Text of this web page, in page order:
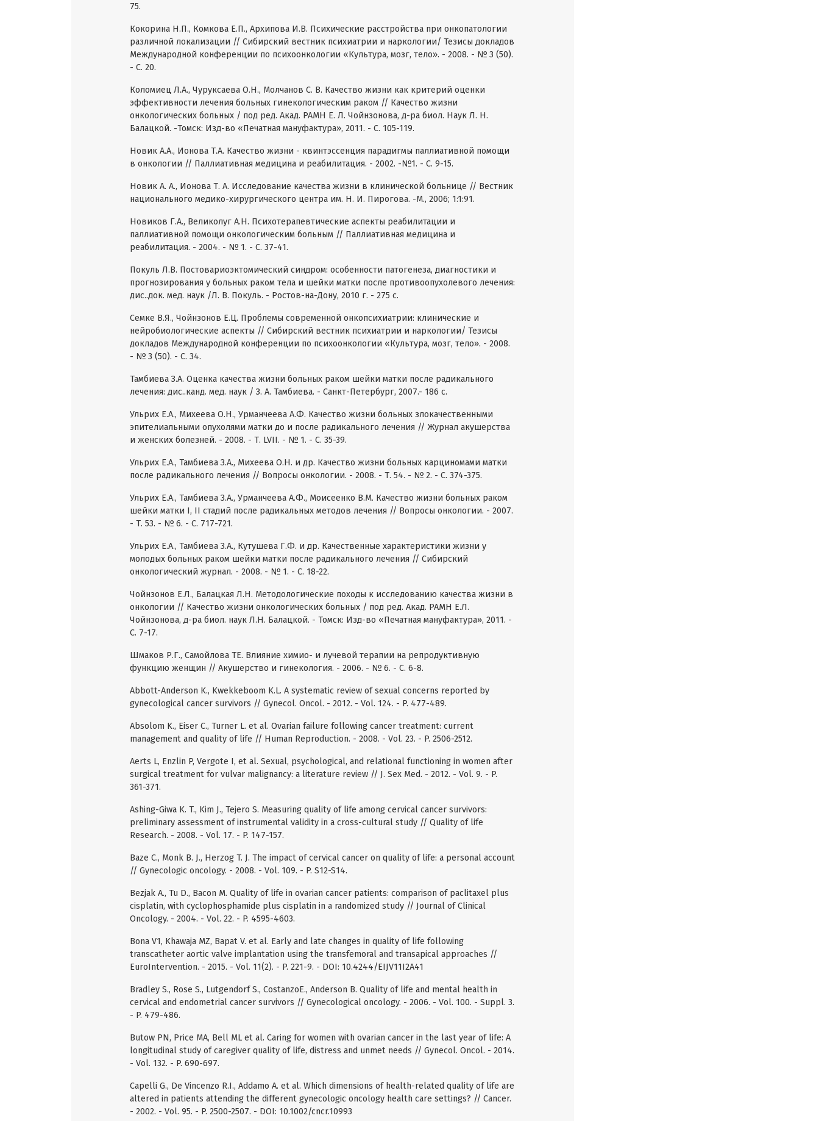
75.
Кокорина Н.П., Комкова Е.П., Архипова И.В. Психические расстройства при онкопатологии
различной локализации // Сибирский вестник психиатрии и наркологии/ Тезисы докладов
Международной конференции по психоонкологии «Культура, мозг, тело». - 2008. - № 3 (50).
- С. 20.
Коломиец Л.А., Чуруксаева О.Н., Молчанов С. В. Качество жизни как критерий оценки
эффективности лечения больных гинекологическим раком // Качество жизни
онкологических больных / под ред. Акад. РАМН Е. Л. Чойнзонова, д-ра биол. Наук Л. Н.
Балацкой. -Томск: Изд-во «Печатная мануфактура», 2011. - С. 105-119.
Новик А.А., Ионова Т.А. Качество жизни - квинтэссенция парадигмы паллиативной помощи
в онкологии // Паллиативная медицина и реабилитация. - 2002. -№1. - С. 9-15.
Новик А. А., Ионова Т. А. Исследование качества жизни в клинической больнице // Вестник
национального медико-хирургического центра им. Н. И. Пирогова. -М., 2006; 1:1:91.
Новиков Г.А., Великолуг А.Н. Психотерапевтические аспекты реабилитации и
паллиативной помощи онкологическим больным // Паллиативная медицина и
реабилитация. - 2004. - № 1. - С. 37-41.
Покуль Л.В. Постовариоэктомический синдром: особенности патогенеза, диагностики и
прогнозирования у больных раком тела и шейки матки после противоопухолевого лечения:
дис..док. мед. наук /Л. В. Покуль. - Ростов-на-Дону, 2010 г. - 275 с.
Семке В.Я., Чойнзонов Е.Ц. Проблемы современной онкопсихиатрии: клинические и
нейробиологические аспекты // Сибирский вестник психиатрии и наркологии/ Тезисы
докладов Международной конференции по психоонкологии «Культура, мозг, тело». - 2008.
- № 3 (50). - С. 34.
Тамбиева З.А. Оценка качества жизни больных раком шейки матки после радикального
лечения: дис..канд. мед. наук / З. А. Тамбиева. - Санкт-Петербург, 2007.- 186 с.
Ульрих Е.А., Михеева О.Н., Урманчеева А.Ф. Качество жизни больных злокачественными
эпителиальными опухолями матки до и после радикального лечения // Журнал акушерства
и женских болезней. - 2008. - Т. LVII. - № 1. - С. 35-39.
Ульрих Е.А., Тамбиева З.А., Михеева О.Н. и др. Качество жизни больных карциномами матки
после радикального лечения // Вопросы онкологии. - 2008. - Т. 54. - № 2. - С. 374-375.
Ульрих Е.А., Тамбиева З.А., Урманчеева А.Ф., Моисеенко В.М. Качество жизни больных раком
шейки матки I, II стадий после радикальных методов лечения // Вопросы онкологии. - 2007.
- Т. 53. - № 6. - С. 717-721.
Ульрих Е.А., Тамбиева З.А., Кутушева Г.Ф. и др. Качественные характеристики жизни у
молодых больных раком шейки матки после радикального лечения // Сибирский
онкологический журнал. - 2008. - № 1. - С. 18-22.
Чойнзонов Е.Л., Балацкая Л.Н. Методологические походы к исследованию качества жизни в
онкологии // Качество жизни онкологических больных / под ред. Акад. РАМН Е.Л.
Чойнзонова, д-ра биол. наук Л.Н. Балацкой. - Томск: Изд-во «Печатная мануфактура», 2011. -
С. 7-17.
Шмаков Р.Г., Самойлова ТЕ. Влияние химио- и лучевой терапии на репродуктивную
функцию женщин // Акушерство и гинекология. - 2006. - № 6. - С. 6-8.
Abbott-Anderson K., Kwekkeboom K.L. A systematic review of sexual concerns reported by
gynecological cancer survivors // Gynecol. Oncol. - 2012. - Vol. 124. - P. 477-489.
Absolom K., Eiser C., Turner L. et al. Ovarian failure following cancer treatment: current
management and quality of life // Human Reproduction. - 2008. - Vol. 23. - P. 2506-2512.
Aerts L, Enzlin P, Vergote I, et al. Sexual, psychological, and relational functioning in women after
surgical treatment for vulvar malignancy: a literature review // J. Sex Med. - 2012. - Vol. 9. - P.
361-371.
Ashing-Giwa K. T., Kim J., Tejero S. Measuring quality of life among cervical cancer survivors:
preliminary assessment of instrumental validity in a cross-cultural study // Quality of life
Research. - 2008. - Vol. 17. - P. 147-157.
Baze C., Monk B. J., Herzog T. J. The impact of cervical cancer on quality of life: a personal account
// Gynecologic oncology. - 2008. - Vol. 109. - P. S12-S14.
Bezjak A., Tu D., Bacon M. Quality of life in ovarian cancer patients: comparison of paclitaxel plus
cisplatin, with cyclophosphamide plus cisplatin in a randomized study // Journal of Clinical
Oncology. - 2004. - Vol. 22. - P. 4595-4603.
Bona V1, Khawaja MZ, Bapat V. et al. Early and late changes in quality of life following
transcatheter aortic valve implantation using the transfemoral and transapical approaches //
EuroIntervention. - 2015. - Vol. 11(2). - P. 221-9. - DOI: 10.4244/EIJV11I2A41
Bradley S., Rose S., Lutgendorf S., CostanzoE., Anderson B. Quality of life and mental health in
cervical and endometrial cancer survivors // Gynecological oncology. - 2006. - Vol. 100. - Suppl. 3.
- P. 479-486.
Butow PN, Price MA, Bell ML et al. Caring for women with ovarian cancer in the last year of life: A
longitudinal study of caregiver quality of life, distress and unmet needs // Gynecol. Oncol. - 2014.
- Vol. 132. - P. 690-697.
Capelli G., De Vincenzo R.I., Addamo A. et al. Which dimensions of health-related quality of life are
altered in patients attending the different gynecologic oncology health care settings? // Cancer.
- 2002. - Vol. 95. - P. 2500-2507. - DOI: 10.1002/cncr.10993